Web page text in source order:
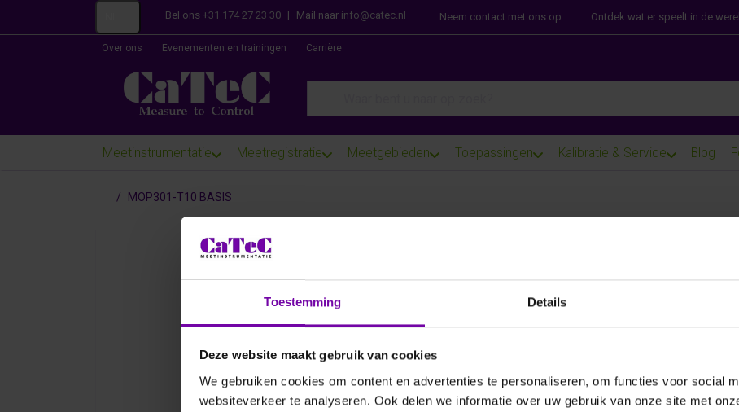
Toestemming Details
Deze website maakt gebruik van cookies
We gebruiken cookies om content en advertenties te personaliseren, om functies voor social
websiteverkeer te analyseren. Ook delen we informatie over uw gebruik van onze site met
Bel ons +31 174 27 23 30 | Mail naar info@catec.nl Neem contact met ons op Ontdek wat er speelt in de
Over ons Evenementen en trainingen Carrière
Meetinstrumentatie Meetregistratie Meetgebieden Toepassingen Kalibratie & Service Blog
Startpagina
MOP301-T10 BASIS